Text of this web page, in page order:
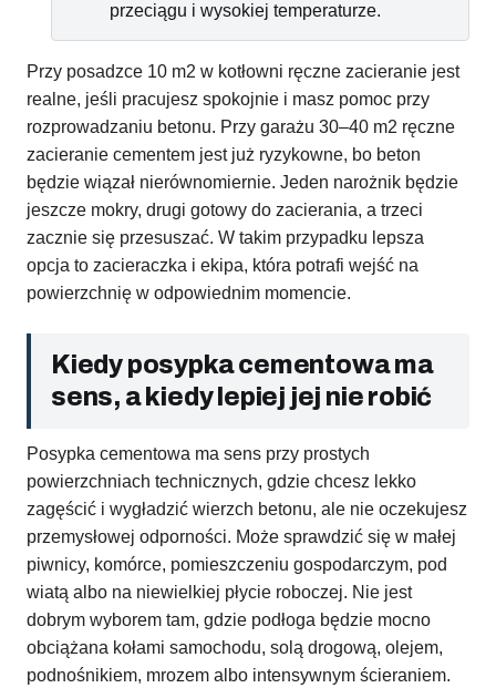
przeciągu i wysokiej temperaturze.
Przy posadzce 10 m2 w kotłowni ręczne zacieranie jest
realne, jeśli pracujesz spokojnie i masz pomoc przy
rozprowadzaniu betonu. Przy garażu 30–40 m2 ręczne
zacieranie cementem jest już ryzykowne, bo beton
będzie wiązał nierównomiernie. Jeden narożnik będzie
jeszcze mokry, drugi gotowy do zacierania, a trzeci
zacznie się przesuszać. W takim przypadku lepsza
opcja to zacieraczka i ekipa, która potrafi wejść na
powierzchnię w odpowiednim momencie.
Kiedy posypka cementowa ma
sens, a kiedy lepiej jej nie robić
Posypka cementowa ma sens przy prostych
powierzchniach technicznych, gdzie chcesz lekko
zagęścić i wygładzić wierzch betonu, ale nie oczekujesz
przemysłowej odporności. Może sprawdzić się w małej
piwnicy, komórce, pomieszczeniu gospodarczym, pod
wiatą albo na niewielkiej płycie roboczej. Nie jest
dobrym wyborem tam, gdzie podłoga będzie mocno
obciążana kołami samochodu, solą drogową, olejem,
podnośnikiem, mrozem albo intensywnym ścieraniem.